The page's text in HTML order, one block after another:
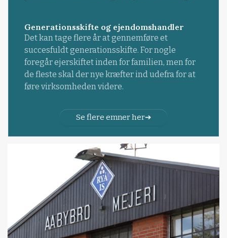
Generationsskifte og ejendomshandler
Det kan tage flere år at gennemføre et
succesfuldt generationsskifte. For nogle
foregår ejerskiftet inden for familien, men for
de fleste skal der nye kræfter ind udefra for at
føre virksomheden videre.
Se flere emner her